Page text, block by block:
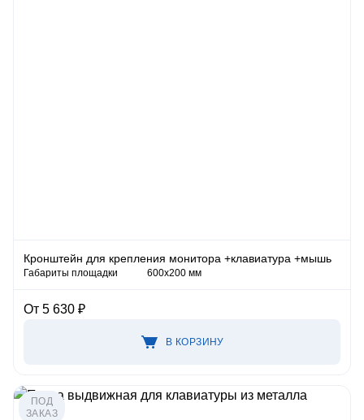
Кронштейн для крепления монитора +клавиатура +мышь
Габариты площадки 600х200 мм
От 5 630 ₽
В КОРЗИНУ
ПОД
ЗАКАЗ